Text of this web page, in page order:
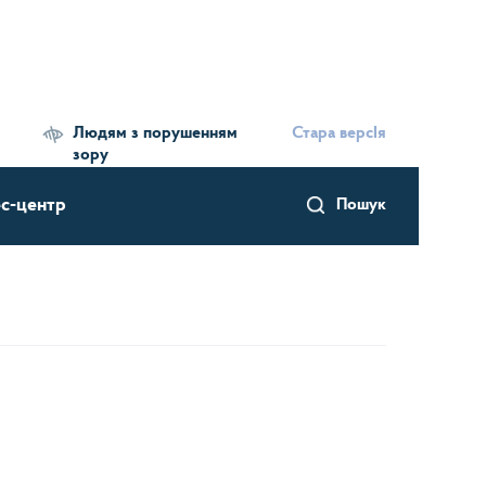
Людям з порушенням
зору
Стара версІя
Пошук
центр